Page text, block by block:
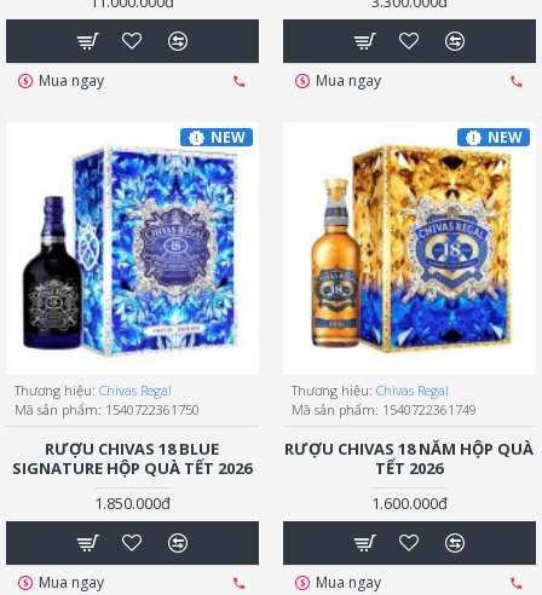
Mua ngay Mua ngay
NEW
Thương hiệu: Chivas Regal
Mã sản phẩm: 1540722361750
RƯỢU CHIVAS 18 BLUE
SIGNATURE HỘP QUÀ TẾT 2026
1.850.000đ
Mua ngay
NEW
Thương hiệu: Chivas Regal
Mã sản phẩm: 1540722361749
RƯỢU CHIVAS 18 NĂM HỘP QUÀ
TẾT 2026
1.600.000đ
Mua ngay